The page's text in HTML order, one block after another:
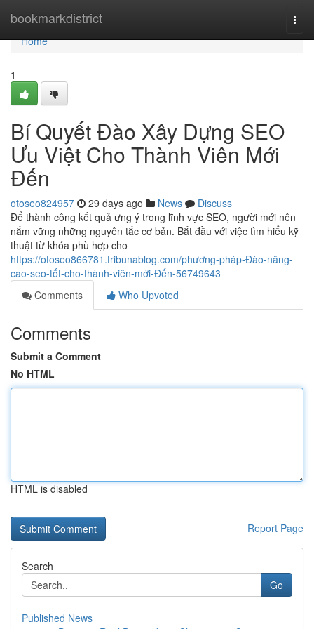
bookmarkdistrict
Home
Home
1
Bí Quyết Đào Xây Dựng SEO
Ưu Việt Cho Thành Viên Mới
Đến
otoseo824957 29 days ago News
Discuss
Để thành công kết quả ưng ý trong lĩnh vực SEO, người mới nên
nắm vững những nguyên tắc cơ bản. Bắt đầu với việc tìm hiểu kỹ
thuật từ khóa phù hợp cho
https://otoseo866781.tribunablog.com/phương-pháp-Đào-nâng-
cao-seo-tốt-cho-thành-viên-mới-Đến-56749643
Comments
Who Upvoted
Comments
Submit a Comment
No HTML
HTML is disabled
Report Page
Search
Go
Published News